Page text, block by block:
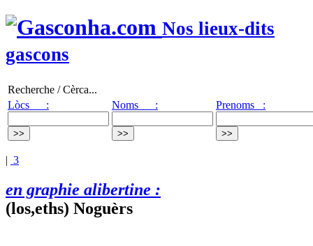
Nos lieux-dits
gascons
Recherche / Cèrca...
Lòcs :
Noms : Prenoms :
| 3
en graphie alibertine :
(los,eths) Noguèrs